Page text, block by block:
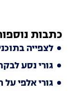
כתבות
לצפייה
גורי נסע
גורי אלפי